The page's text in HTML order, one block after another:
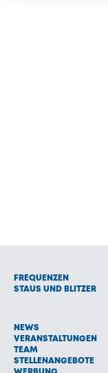
FREQUENZEN
STAUS UND BLITZER
NEWS
VERANSTALTUNGEN
TEAM
STELLENANGEBOTE